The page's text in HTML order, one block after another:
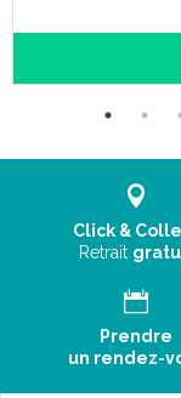
Click &
Retrait
Prendre
un rendez-